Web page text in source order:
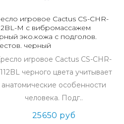
игровое Cactus CS-CHR-
M с вибромассажем
эко.кожа с подголов.
черный
игровое Cactus CS-CHR-
черного цвета учитывает
анатомические особенности
человека. Подг..
25650 руб